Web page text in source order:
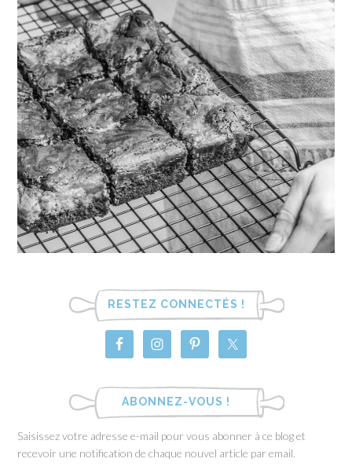
RESTEZ CONNECTÉS !
ABONNEZ-VOUS !
Saisissez votre adresse e-mail pour vous abonner à ce blog et
recevoir une notification de chaque nouvel article par email.